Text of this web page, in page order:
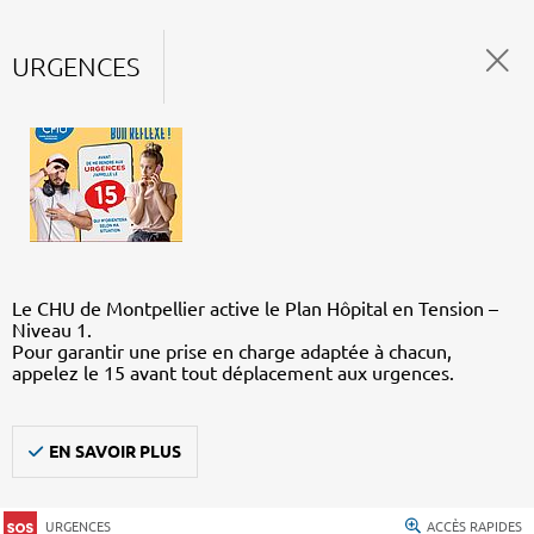
URGENCES
Le CHU de Montpellier active le Plan Hôpital en Tension –
Niveau 1.
Pour garantir une prise en charge adaptée à chacun,
appelez le 15 avant tout déplacement aux urgences.
EN SAVOIR PLUS
URGENCES ACCÈS RAPIDES